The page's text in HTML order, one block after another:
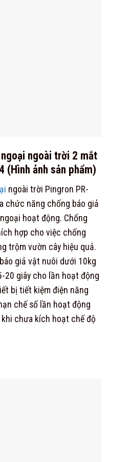
ngoài trời 2 mắt
(Hình ảnh sản phẩm)
ngoài trời Pingron PR-
chức năng chống báo giả
hoạt động. Chống
hợp cho việc chống
trộm vườn cây hiệu quả.
giả vật nuôi dưới 10kg
20 giây cho lần hoạt động
bị tiết kiệm điện năng
chế số lần hoạt động
chưa kích hoạt chế độ